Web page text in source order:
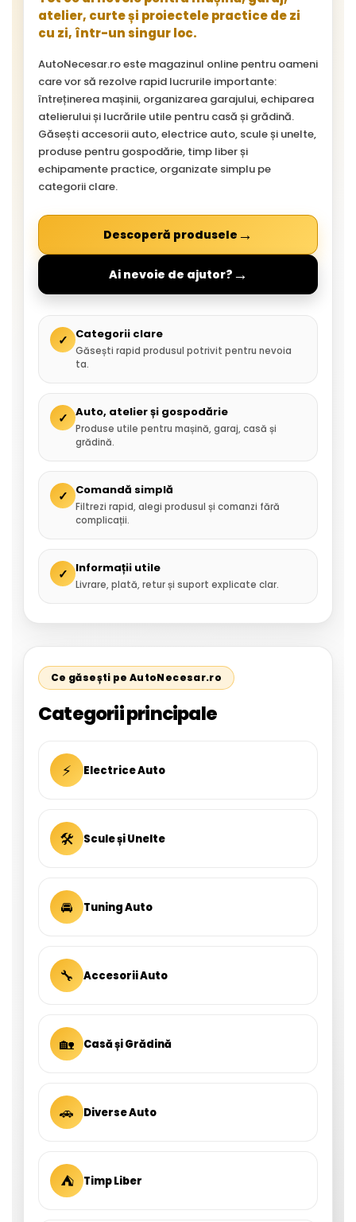
atelier, curte și proiectele practice de zi
cu zi, într-un singur loc.
AutoNecesar.ro este magazinul online pentru oameni
care vor să rezolve rapid lucrurile importante:
întreținerea mașinii, organizarea garajului, echiparea
atelierului și lucrările utile pentru casă și grădină.
Găsești accesorii auto, electrice auto, scule și unelte,
produse pentru gospodărie, timp liber și
echipamente practice, organizate simplu pe
categorii clare.
Descoperă produsele →
Ai nevoie de ajutor? →
✓ Categorii clare
Găsești rapid produsul potrivit pentru nevoia
ta.
✓ Auto, atelier și gospodărie
Produse utile pentru mașină, garaj, casă și
grădină.
✓ Comandă simplă
Filtrezi rapid, alegi produsul și comanzi fără
complicații.
✓ Informații utile
Livrare, plată, retur și suport explicate clar.
Ce găsești pe AutoNecesar.ro
Categorii principale
⚡ Electrice Auto
🛠 Scule și Unelte
🚘 Tuning Auto
🔧 Accesorii Auto
🏡 Casă și Grădină
🚗 Diverse Auto
⛺ Timp Liber